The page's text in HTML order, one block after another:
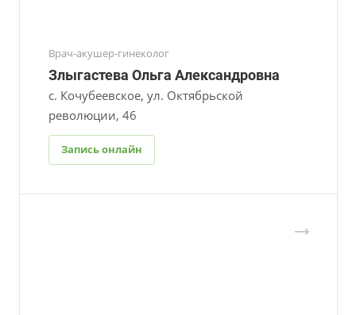
Врач-акушер-гинеколог
Злыгастева Ольга Александровна
с. Кочубеевское, ул. Октябрьской
революции, 46
Запись онлайн